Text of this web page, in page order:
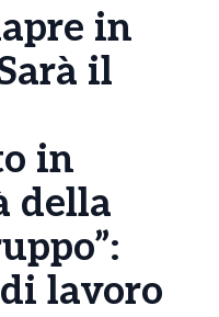
in
il
in
della
lavoro